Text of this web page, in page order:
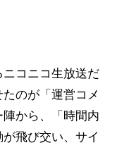
コニコ生放送だ
のが「運営コメ
から、「時間内
飛び交い、サイ